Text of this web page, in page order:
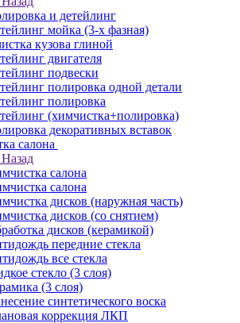
и детейлинг
мойка (3-х фазная)
кузова глиной
двигателя
подвески
полировка одной детали
полировка
(химчистка+полировка)
декоративных вставок
салона
Назад
салона
салона
дисков (наружная часть)
дисков (со снятием)
дисков (керамикой)
передние стекла
все стекла
стекло (3 слоя)
(3 слоя)
синтетического воска
коррекция ЛКП